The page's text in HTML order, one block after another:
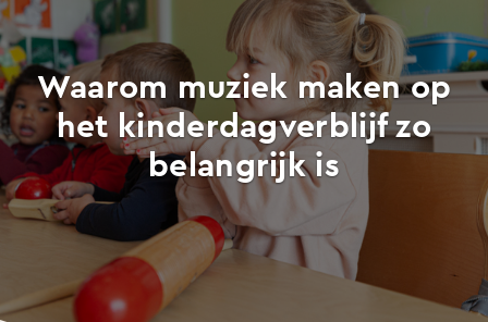
Waarom muziek maken op
het kinderdagverblijf zo
belangrijk is